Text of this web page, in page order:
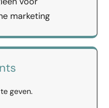
marketing
geven.